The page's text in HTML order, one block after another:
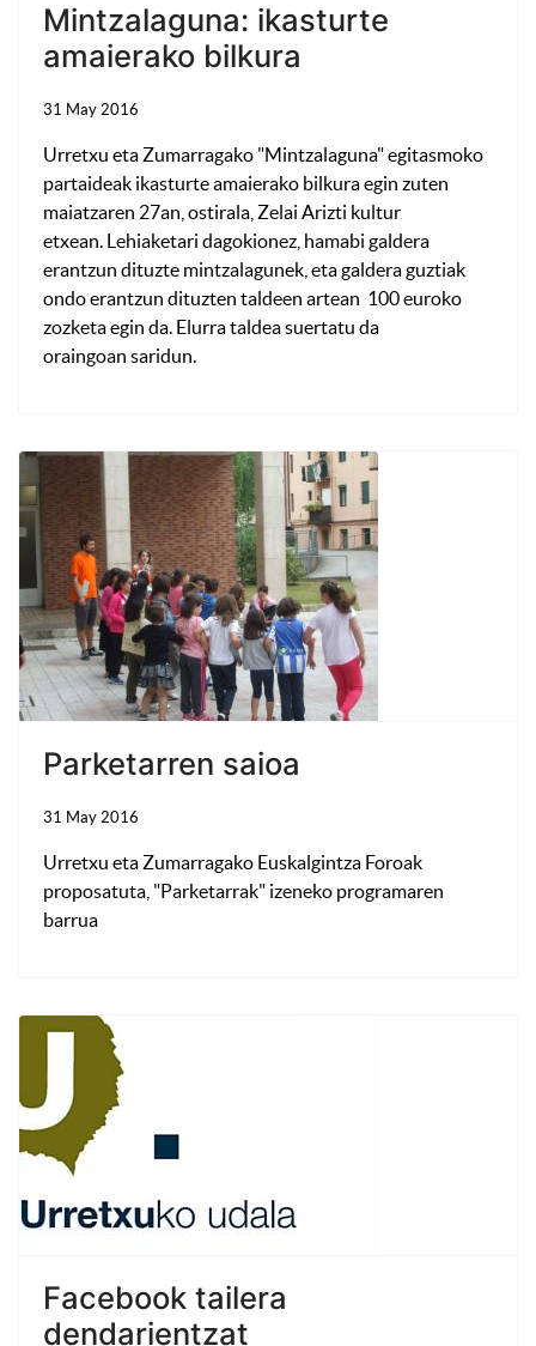
Mintzalaguna: ikasturte
amaierako bilkura
31 May 2016
Urretxu eta Zumarragako "Mintzalaguna" egitasmoko
partaideak ikasturte amaierako bilkura egin zuten
maiatzaren 27an, ostirala, Zelai Arizti kultur
etxean. Lehiaketari dagokionez, hamabi galdera
erantzun dituzte mintzalagunek, eta galdera guztiak
ondo erantzun dituzten taldeen artean 100 euroko
zozketa egin da. Elurra taldea suertatu da
oraingoan saridun.
Parketarren saioa
31 May 2016
Urretxu eta Zumarragako Euskalgintza Foroak
proposatuta, "Parketarrak" izeneko programaren
barrua
Facebook tailera
dendarientzat